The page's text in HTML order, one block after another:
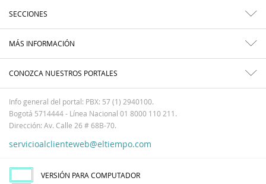
SECCIONES
MÁS INFORMACIÓN
CONOZCA NUESTROS PORTALES
Info general del portal: PBX: 57 (1) 2940100.
Bogotá 5714444 - Línea Nacional 01 8000 110 211.
Dirección: Av. Calle 26 # 68B-70.
servicioalclienteweb@eltiempo.com
VERSIÓN PARA COMPUTADOR